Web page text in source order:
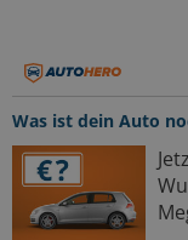
Was ist dein Auto